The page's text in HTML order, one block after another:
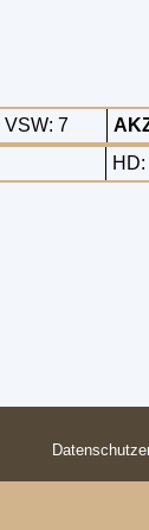
VSW: 7